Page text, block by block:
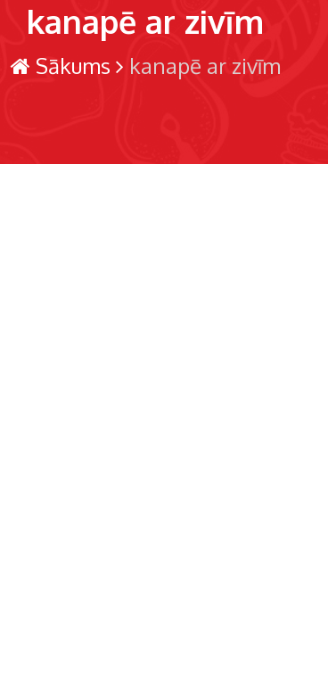
kanapē ar zivīm
Sākums kanapē ar zivīm